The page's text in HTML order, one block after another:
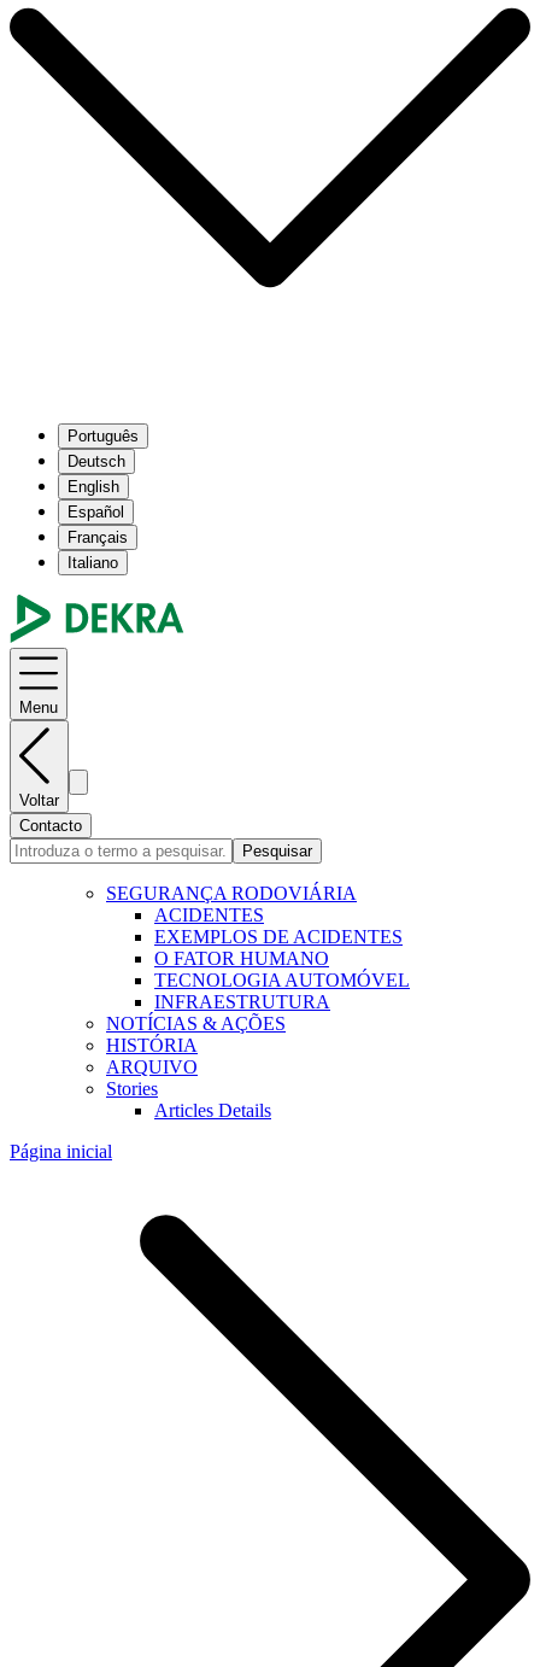
Português
Deutsch
English
Español
Français
Italiano
Menu
Voltar
Contacto
Pesquisar
SEGURANÇA RODOVIÁRIA
ACIDENTES
EXEMPLOS DE ACIDENTES
O FATOR HUMANO
TECNOLOGIA AUTOMÓVEL
INFRAESTRUTURA
NOTÍCIAS & AÇÕES
HISTÓRIA
ARQUIVO
Stories
Articles Details
Página inicial